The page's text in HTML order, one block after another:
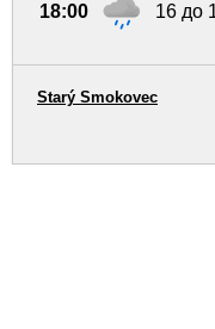
18:00 16 до
Starý Smokovec